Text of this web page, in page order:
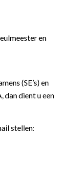
en
(SE’s) en
dan dient u een
stellen: